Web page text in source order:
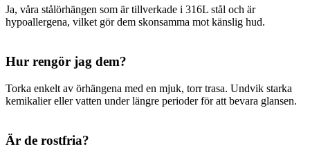
Ja, våra stålörhängen som är tillverkade i 316L stål och är
hypoallergena, vilket gör dem skonsamma mot känslig hud.
Hur rengör jag dem?
Torka enkelt av örhängena med en mjuk, torr trasa. Undvik starka
kemikalier eller vatten under längre perioder för att bevara glansen.
Är de rostfria?